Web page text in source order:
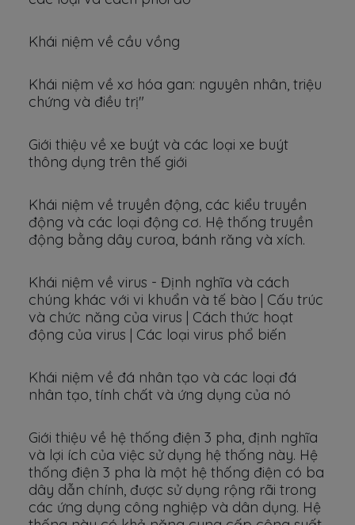
Khái niệm về cầu vồng
Khái niệm về xơ hóa gan: nguyên nhân, triệu
chứng và điều trị"
Giới thiệu về xe buýt và các loại xe buýt
thông dụng trên thế giới
Khái niệm về truyền động, các kiểu truyền
động và các loại động cơ. Hệ thống truyền
động bằng dây curoa, bánh răng và xích.
Khái niệm về virus - Định nghĩa và cách
chúng khác với vi khuẩn và tế bào | Cấu trúc
và chức năng của virus | Cách thức hoạt
động của virus | Các loại virus phổ biến
Khái niệm về đá nhân tạo và các loại đá
nhân tạo, tính chất và ứng dụng của nó
Giới thiệu về hệ thống điện 3 pha, định nghĩa
và lợi ích của việc sử dụng hệ thống này. Hệ
thống điện 3 pha là một hệ thống điện có ba
dây dẫn chính, được sử dụng rộng rãi trong
các ứng dụng công nghiệp và dân dụng. Hệ